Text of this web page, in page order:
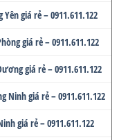
giá rẻ – 0911.611.122
giá rẻ – 0911.611.122
giá rẻ – 0911.611.122
Ninh giá rẻ – 0911.611.122
giá rẻ – 0911.611.122